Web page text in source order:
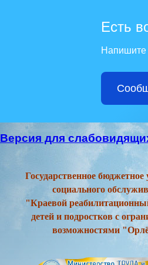
Есть
Напишите
Версия для
Государственное бюджетное
социального
"Краевой
детей и подростков с
возможностями